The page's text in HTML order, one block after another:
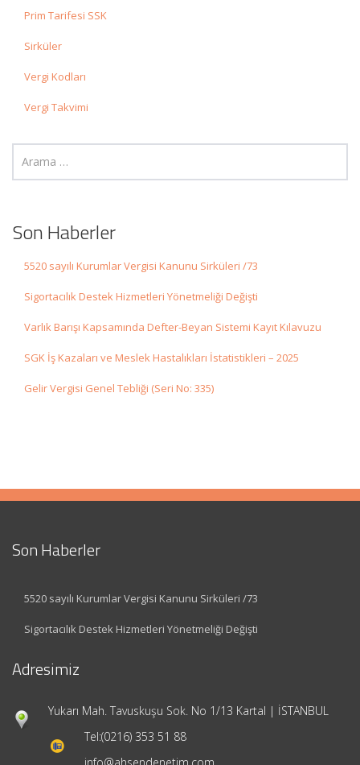
Prim Tarifesi SSK
Sirküler
Vergi Kodları
Vergi Takvimi
Son Haberler
5520 sayılı Kurumlar Vergisi Kanunu Sirküleri /73
Sigortacılık Destek Hizmetleri Yönetmeliği Değişti
Varlık Barışı Kapsamında Defter-Beyan Sistemi Kayıt Kılavuzu
SGK İş Kazaları ve Meslek Hastalıkları İstatistikleri – 2025
Gelir Vergisi Genel Tebliği (Seri No: 335)
Son Haberler
5520 sayılı Kurumlar Vergisi Kanunu Sirküleri /73
Sigortacılık Destek Hizmetleri Yönetmeliği Değişti
Adresimiz
Yukarı Mah. Tavuskuşu Sok. No 1/13 Kartal | İSTANBUL
Tel:(0216) 353 51 88
info@ahsendenetim.com